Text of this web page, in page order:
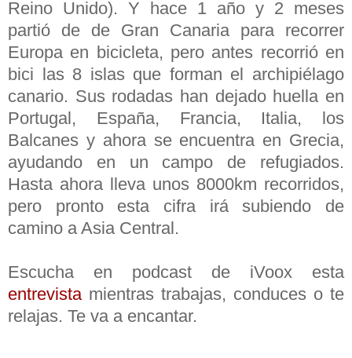
Reino Unido). Y hace 1 año y 2 meses
partió de de Gran Canaria para recorrer
Europa en bicicleta, pero antes recorrió en
bici las 8 islas que forman el archipiélago
canario. Sus rodadas han dejado huella en
Portugal, España, Francia, Italia, los
Balcanes y ahora se encuentra en Grecia,
ayudando en un campo de refugiados.
Hasta ahora lleva unos 8000km recorridos,
pero pronto esta cifra irá subiendo de
camino a Asia Central.
Escucha en podcast de iVoox esta
entrevista mientras trabajas, conduces o te
relajas. Te va a encantar.